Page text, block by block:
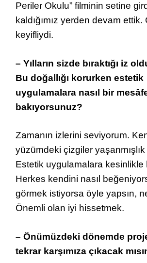
Periler Okulu” filminin setine
kaldığımız yerden devam ettik.
keyifliydi.
– Yılların sizde bıraktığı iz
Bu doğallığı korurken estetik
uygulamalara nasıl bir
bakıyorsunuz?
Zamanın izlerini seviyorum.
yüzümdeki çizgiler
Estetik uygulamalara kesinlikle
Herkes kendini nasıl
görmek istiyorsa öyle yapsın,
Önemli olan iyi hissetmek.
– Önümüzdeki dönemde
tekrar karşımıza çıkacak